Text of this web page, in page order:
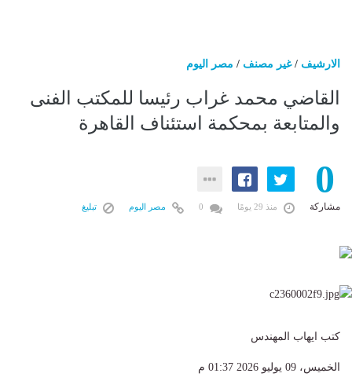
الارشيف /غير مصنف / مصر اليوم
القاضي محمد غراب رئيسا للمكتب الفنى
والمتابعة بمحكمة استئناف القاهرة
0
مشاركة منذ 29 يومًا مصر اليوم تبليغ
كتب ايهاب المهندس
الخميس، 09 يوليو 2026 01:37 م